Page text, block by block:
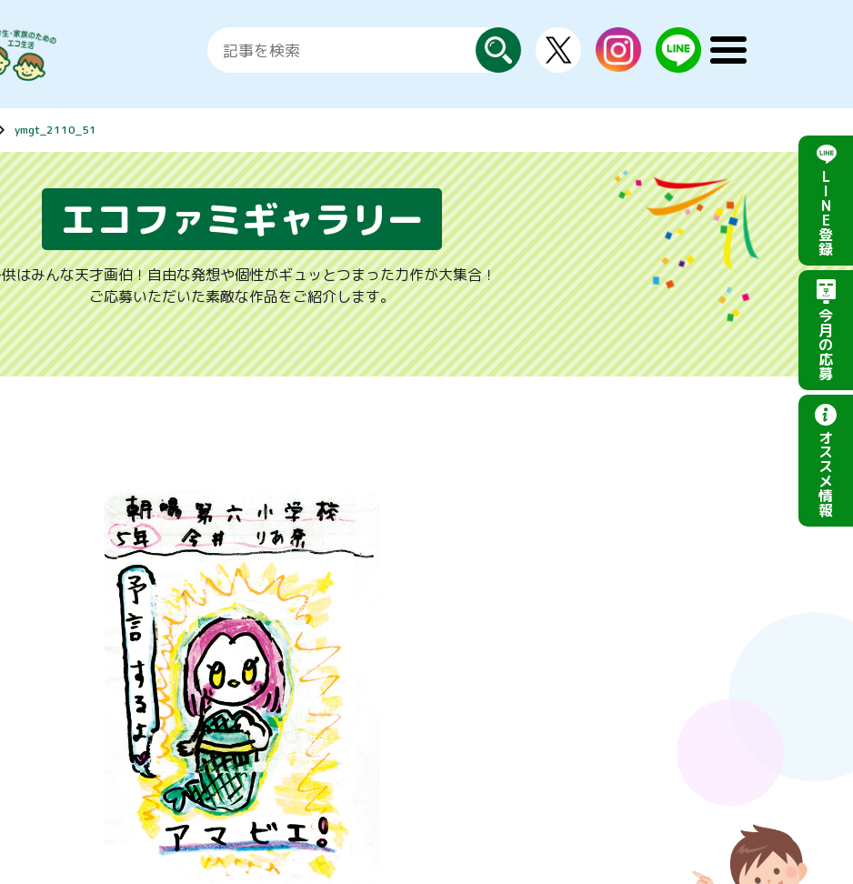
探
す
instagram LINE
公
メ
く
ymgt_2110_51
エコファミギャラリー
はみんな天才画伯！自由な発想や個性がギュッとつまった力作が大集合！
ご応募いただいた素敵な作品をご紹介します。
L
I
N
E
登
録
今
月
の
応
募
オ
ス
ス
メ
情
報